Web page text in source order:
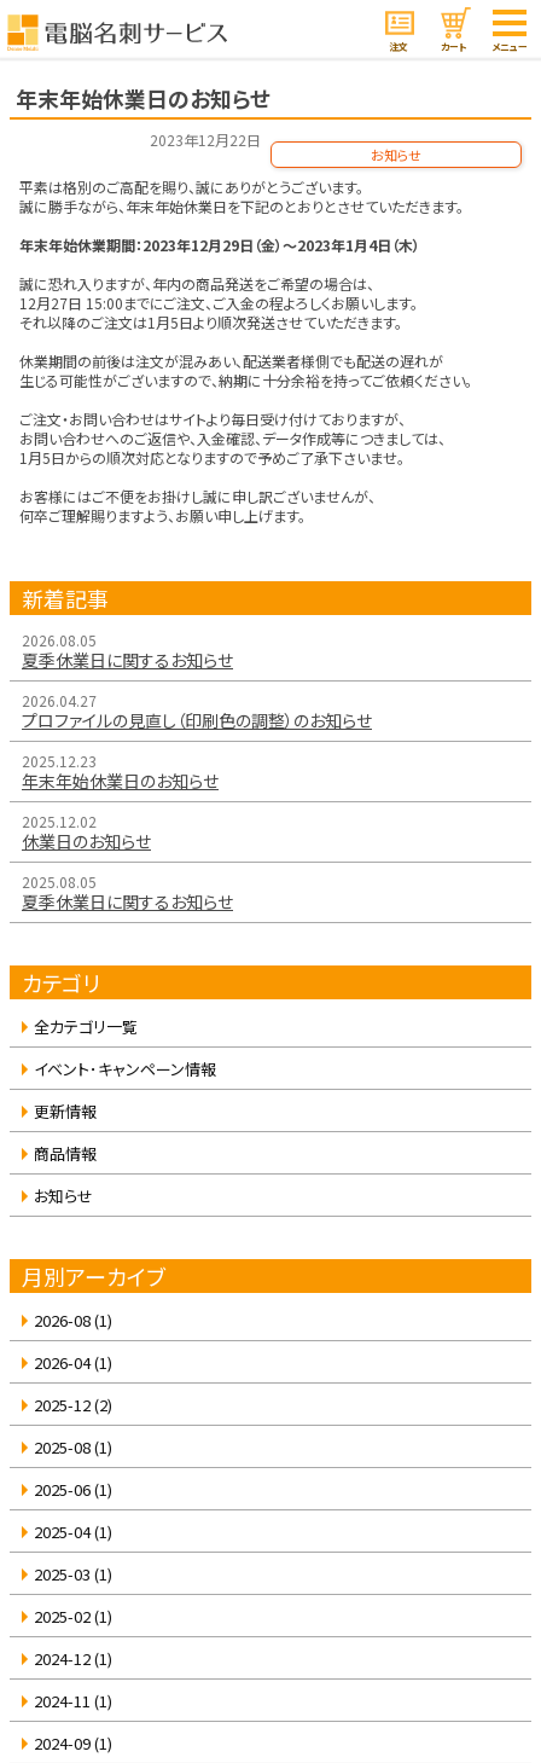
注文 カート メニュー
年末年始休業日のお知らせ
2023年12月22日
お知らせ
平素は格別のご高配を賜り、誠にありがとうございます。
誠に勝手ながら、年末年始休業日を下記のとおりとさせていただきます。
年末年始休業期間：2023年12月29日（金）～2023年1月4日（木）
誠に恐れ入りますが、年内の商品発送をご希望の場合は、
12月27日 15:00までにご注文、ご入金の程よろしくお願いします。
それ以降のご注文は1月5日より順次発送させていただきます。
休業期間の前後は注文が混みあい、配送業者様側でも配送の遅れが
生じる可能性がございますので、納期に十分余裕を持ってご依頼ください。
ご注文・お問い合わせはサイトより毎日受け付けておりますが、
お問い合わせへのご返信や、入金確認、データ作成等につきましては、
1月5日からの順次対応となりますので予めご了承下さいませ。
お客様にはご不便をお掛けし誠に申し訳ございませんが、
何卒ご理解賜りますよう、お願い申し上げます。
新着記事
2026.08.05
夏季休業日に関するお知らせ
2026.04.27
プロファイルの見直し（印刷色の調整）のお知らせ
2025.12.23
年末年始休業日のお知らせ
2025.12.02
休業日のお知らせ
2025.08.05
夏季休業日に関するお知らせ
カテゴリ
全カテゴリ一覧
イベント･キャンペーン情報
更新情報
商品情報
お知らせ
月別アーカイブ
2026-08(1)
2026-04(1)
2025-12(2)
2025-08(1)
2025-06(1)
2025-04(1)
2025-03 (1)
2025-02(1)
2024-12(1)
2024-11 (1)
2024-09(1)